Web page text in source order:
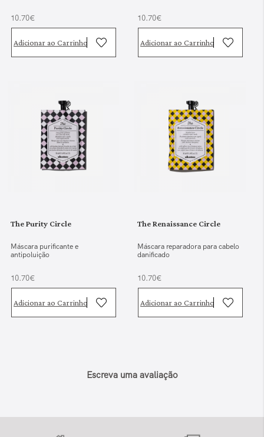
10.70€
Adicionar ao Carrinho
10.70€
Adicionar ao Carrinho
The Purity Circle
Máscara purificante e
antipoluição
10.70€
Adicionar ao Carrinho
The Renaissance Circle
Máscara reparadora para cabelo
danificado
10.70€
Adicionar ao Carrinho
Escreva uma avaliação